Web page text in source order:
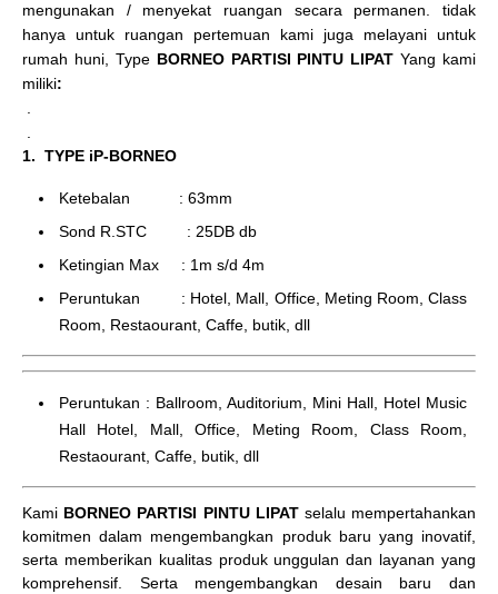
mengunakan / menyekat ruangan secara permanen. tidak
hanya untuk ruangan pertemuan kami juga melayani untuk
rumah huni, Type BORNEO PARTISI PINTU LIPAT Yang kami
miliki:
1. TYPE iP-BORNEO
Ketebalan : 63mm
Sond R.STC : 25DB db
Ketingian Max : 1m s/d 4m
Peruntukan : Hotel, Mall, Office, Meting Room, Class
Room, Restaourant, Caffe, butik, dll
Peruntukan : Ballroom, Auditorium, Mini Hall, Hotel Music
Hall Hotel, Mall, Office, Meting Room, Class Room,
Restaourant, Caffe, butik, dll
Kami BORNEO PARTISI PINTU LIPATselalu mempertahankan
komitmen dalam mengembangkan produk baru yang inovatif,
serta memberikan kualitas produk unggulan dan layanan yang
komprehensif. Serta mengembangkan desain baru dan